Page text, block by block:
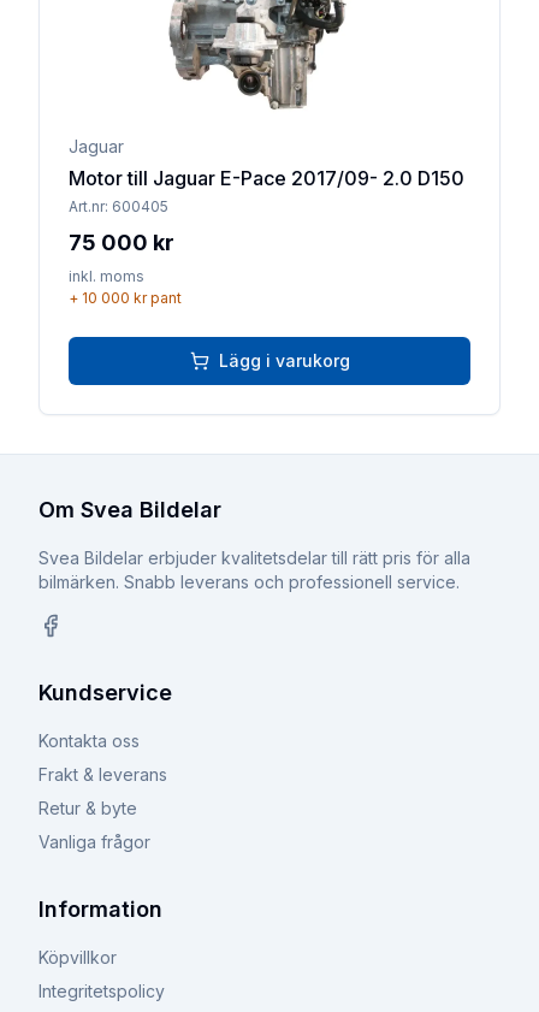
Jaguar
Motor till Jaguar E-Pace 2017/09- 2.0 D150
Art.nr: 600405
75 000 kr
inkl. moms
+ 10 000 krpant
Lägg i varukorg
Om Svea Bildelar
Svea Bildelar erbjuder kvalitetsdelar till rätt pris för alla
bilmärken. Snabb leverans och professionell service.
Kundservice
Kontakta oss
Frakt & leverans
Retur & byte
Vanliga frågor
Information
Köpvillkor
Integritetspolicy